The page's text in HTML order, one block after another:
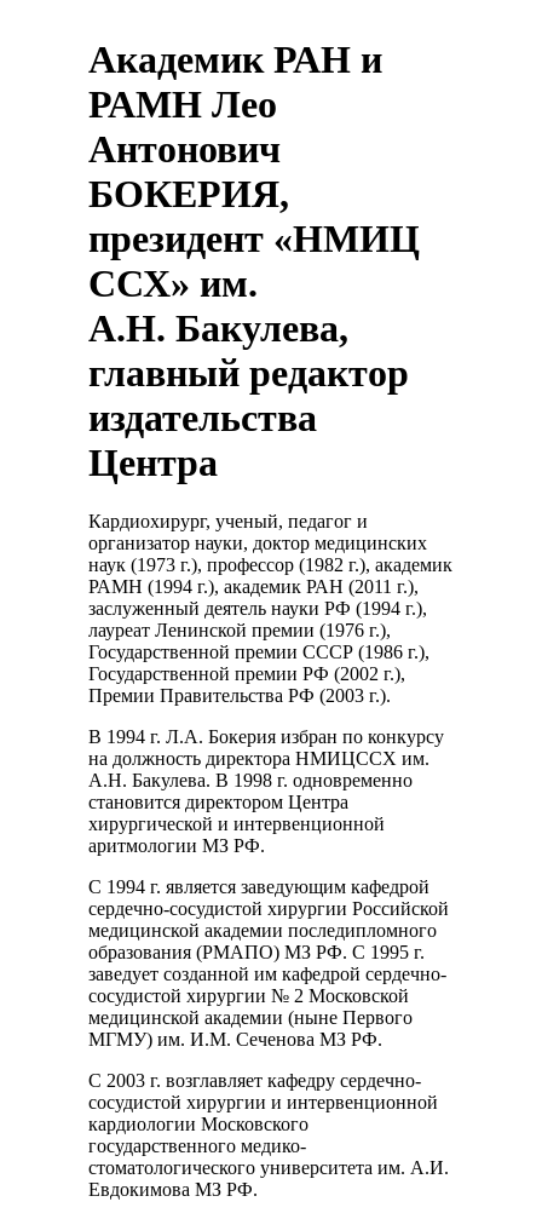
Академик РАН и
РАМН Лео
Антонович
БОКЕРИЯ,
президент «НМИЦ
ССХ» им.
А.Н. Бакулева,
главный редактор
издательства
Центра
Кардиохирург, ученый, педагог и
организатор науки, доктор медицинских
наук (1973 г.), профессор (1982 г.), академик
РАМН (1994 г.), академик РАН (2011 г.),
заслуженный деятель науки РФ (1994 г.),
лауреат Ленинской премии (1976 г.),
Государственной премии СССР (1986 г.),
Государственной премии РФ (2002 г.),
Премии Правительства РФ (2003 г.).
В 1994 г. Л.А. Бокерия избран по конкурсу
на должность директора НМИЦССХ им.
А.Н. Бакулева. В 1998 г. одновременно
становится директором Центра
хирургической и интервенционной
аритмологии МЗ РФ.
С 1994 г. является заведующим кафедрой
сердечно-сосудистой хирургии Российской
медицинской академии последипломного
образования (РМАПО) МЗ РФ. С 1995 г.
заведует созданной им кафедрой сердечно-
сосудистой хирургии № 2 Московской
медицинской академии (ныне Первого
МГМУ) им. И.М. Сеченова МЗ РФ.
С 2003 г. возглавляет кафедру сердечно-
сосудистой хирургии и интервенционной
кардиологии Московского
государственного медико-
стоматологического университета им. А.И.
Евдокимова МЗ РФ.